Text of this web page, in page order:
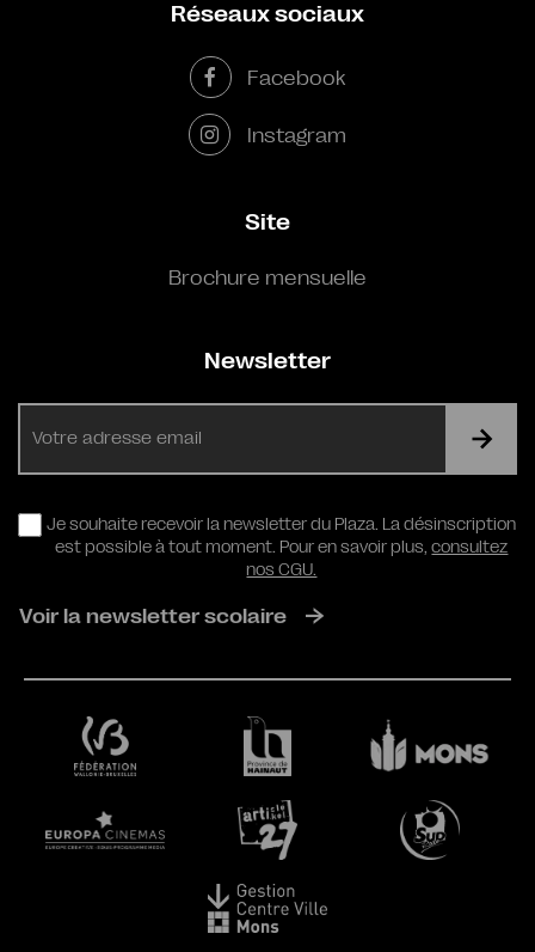
Réseaux sociaux
Facebook
Instagram
Site
Brochure mensuelle
Newsletter
RGPD
Je souhaite recevoir la newsletter du Plaza. La désinscription
est possible à tout moment. Pour en savoir plus,consultez
nos CGU.
Voir la newsletter scolaire